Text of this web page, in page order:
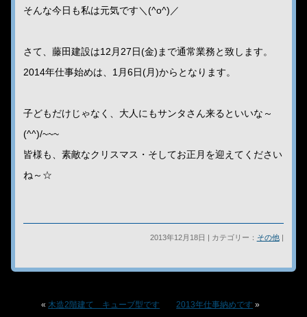
そんな今日も私は元気です＼(^o^)／
さて、藤田建設は12月27日(金)まで通常業務と致します。
2014年仕事始めは、1月6日(月)からとなります。
子どもだけじゃなく、大人にもサンタさん来るといいな～
(^^)/~~~
皆様も、素敵なクリスマス・そしてお正月を迎えてください
ね～☆
2013年12月18日 | カテゴリー： その他|
« 木造2階建て キューブ型です 2013年仕事納めです »